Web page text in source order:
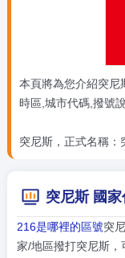
本頁將為您介紹突尼
時區,城市代碼,撥號
突尼斯，正式名稱：
突尼斯 國
216是哪裡的區號突
家/地區撥打突尼斯